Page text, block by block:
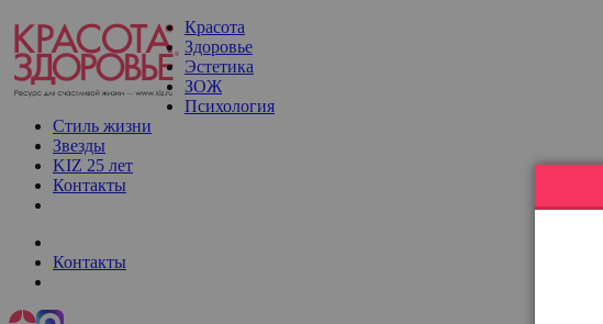
Красота
Здоровье
Эстетика
ЗОЖ
Психология
Стиль жизни
Звезды
KIZ 25 лет
Контакты
Контакты